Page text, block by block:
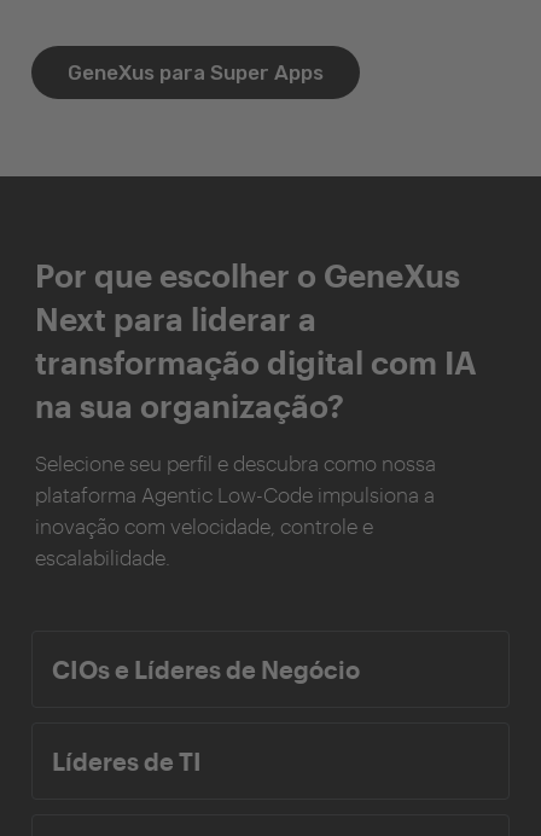
GeneXus para Super Apps
Por que escolher o GeneXus
Next para liderar a
transformação digital com IA
na sua organização?
Selecione seu perfil e descubra como nossa
plataforma Agentic Low-Code impulsiona a
inovação com velocidade, controle e
escalabilidade.
CIOs e Líderes de Negócio
Líderes de TI